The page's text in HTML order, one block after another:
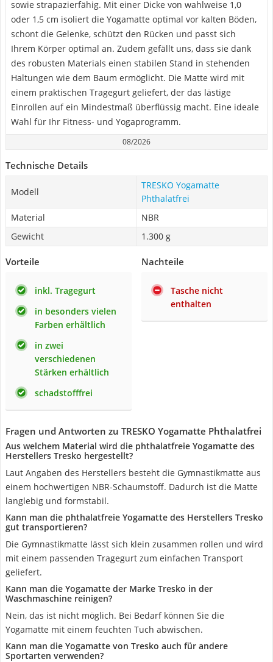
sowie strapazierfähig. Mit einer Dicke von wahlweise 1,0
oder 1,5 cm isoliert die Yogamatte optimal vor kalten Böden,
schont die Gelenke, schützt den Rücken und passt sich
Ihrem Körper optimal an. Zudem gefällt uns, dass sie dank
des robusten Materials einen stabilen Stand in stehenden
Haltungen wie dem Baum ermöglicht. Die Matte wird mit
einem praktischen Tragegurt geliefert, der das lästige
Einrollen auf ein Mindestmaß überflüssig macht. Eine ideale
Wahl für Ihr Fitness- und Yogaprogramm.
08/2026
Technische Details
Modell
TRESKO Yogamatte
Phthalatfrei
Material
NBR
Gewicht
1.300 g
Vorteile
inkl. Tragegurt
in besonders vielen
Farben erhältlich
in zwei
verschiedenen
Stärken erhältlich
schadstofffrei
Nachteile
Tasche nicht
enthalten
Fragen und Antworten zu TRESKO Yogamatte Phthalatfrei
Aus welchem Material wird die phthalatfreie Yogamatte des
Herstellers Tresko hergestellt?
Laut Angaben des Herstellers besteht die Gymnastikmatte aus
einem hochwertigen NBR-Schaumstoff. Dadurch ist die Matte
langlebig und formstabil.
Kann man die phthalatfreie Yogamatte des Herstellers Tresko
gut transportieren?
Die Gymnastikmatte lässt sich klein zusammen rollen und wird
mit einem passenden Tragegurt zum einfachen Transport
geliefert.
Kann man die Yogamatte der Marke Tresko in der
Waschmaschine reinigen?
Nein, das ist nicht möglich. Bei Bedarf können Sie die
Yogamatte mit einem feuchten Tuch abwischen.
Kann man die Yogamatte von Tresko auch für andere
Sportarten verwenden?